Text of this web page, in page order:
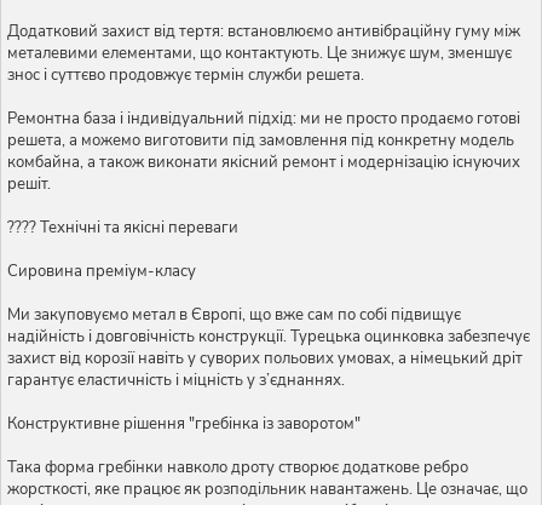
Додатковий захист від тертя: встановлюємо антивібраційну гуму між
металевими елементами, що контактують. Це знижує шум, зменшує
знос і суттєво продовжує термін служби решета.
Ремонтна база і індивідуальний підхід: ми не просто продаємо готові
решета, а можемо виготовити під замовлення під конкретну модель
комбайна, а також виконати якісний ремонт і модернізацію існуючих
решіт.
???? Технічні та якісні переваги
Сировина преміум-класу
Ми закуповуємо метал в Європі, що вже сам по собі підвищує
надійність і довговічність конструкції. Турецька оцинковка забезпечує
захист від корозії навіть у суворих польових умовах, а німецький дріт
гарантує еластичність і міцність у з’єднаннях.
Конструктивне рішення "гребінка із заворотом"
Така форма гребінки навколо дроту створює додаткове ребро
жорсткості, яке працює як розподільник навантажень. Це означає, що